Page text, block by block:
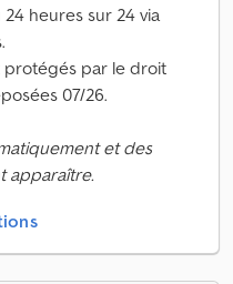
heures sur 24 via
protégés par le droit
07/26.
et des
apparaître.